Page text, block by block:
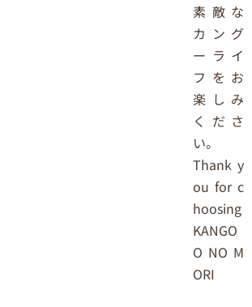
素敵な
カング
ーライ
フをお
楽しみ
くださ
い。
Thank y
ou for c
hoosing
KANGO
O NO M
ORI